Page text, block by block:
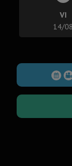
VI
14/08